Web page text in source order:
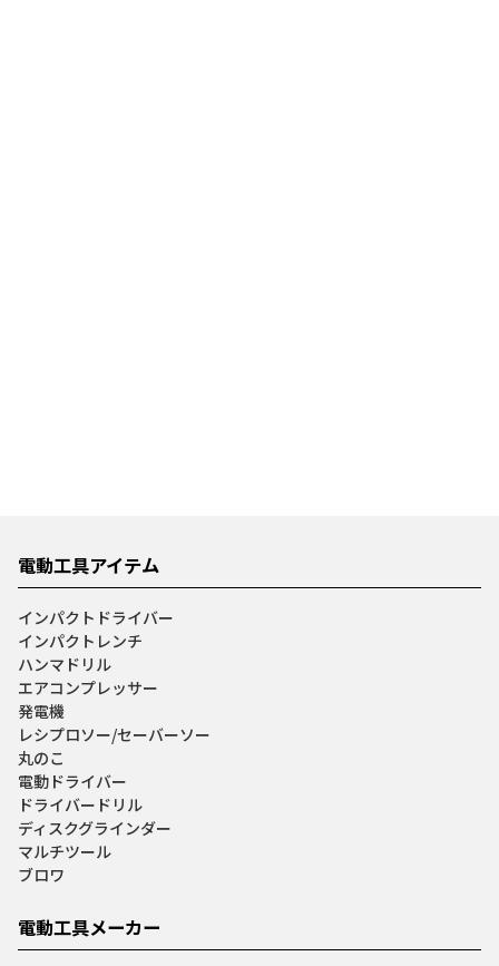
電動工具アイテム
インパクトドライバー
インパクトレンチ
ハンマドリル
エアコンプレッサー
発電機
レシプロソー/セーバーソー
丸のこ
電動ドライバー
ドライバードリル
ディスクグラインダー
マルチツール
ブロワ
電動工具メーカー